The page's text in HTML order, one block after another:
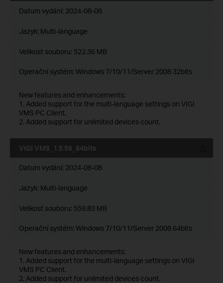
Datum vydání: 2024-08-08
Jazyk: Multi-language
Velikost souboru: 522.36 MB
Operační systém: Windows 7/10/11/Server 2008 32bits
New features and enhancements:
1. Added support for the multi-language settings on VIGI
VMS PC Client.
2. Added support for unlimited devices count.
VIGI VMS_1.5.56_64bits
Datum vydání: 2024-08-08
Jazyk: Multi-language
Velikost souboru: 559.83 MB
Operační systém: Windows 7/10/11/Server 2008 64bits
New features and enhancements:
1. Added support for the multi-language settings on VIGI
VMS PC Client.
2. Added support for unlimited devices count.